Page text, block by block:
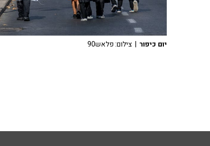
יום כיפור | צילום: פלאש90